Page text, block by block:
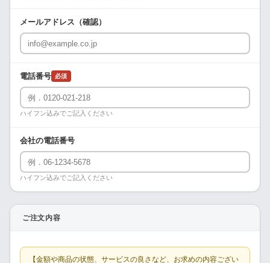
メールアドレス（確認）
電話番号 必須
ハイフン込みでご記入ください
会社の電話番号
ハイフン込みでご記入ください
ご注文内容
【金額や商品の状態、サービスの良さなど、お求めの内容ござい